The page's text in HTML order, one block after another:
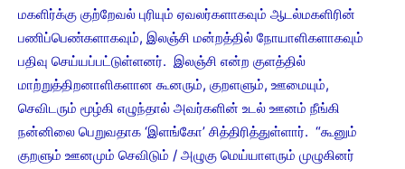
மகளிர்க்கு குற்றேவல் புரியும் ஏவலர்களாகவும் ஆடல்மகளிரின்
பணிப்பெண்களாகவும், இலஞ்சி மன்றத்தில் நோயாளிகளாகவும்
பதிவு செய்யப்பட்டுள்ளனர். இலஞ்சி என்ற குளத்தில்
மாற்றுத்திறனாளிகளான கூனரும், குறளளும், ஊமையும்,
செவிடரும் மூழ்கி எழுந்தால் அவர்களின் உடல் ஊனம் நீங்கி
நன்னிலை பெறுவதாக ‘இளங்கோ’ சித்திரித்துள்ளார். “கூனும்
குறளும் ஊனமும் செவிடும் / அழுகு மெய்யாளரும் முழுகினர்